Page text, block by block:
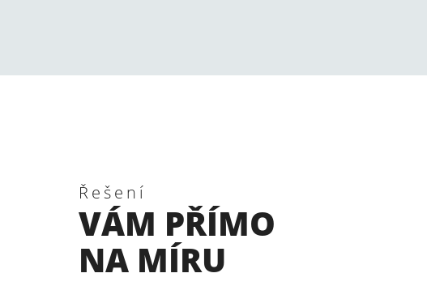
Řešení
VÁM PŘÍMO
NA MÍRU